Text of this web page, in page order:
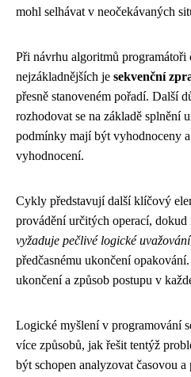
mohl selhávat v neočekávaných
Při návrhu algoritmů
nejzákladnějších je sekvenční
přesně stanoveném pořadí. Další
rozhodovat se na základě splnění
podmínky mají být vyhodnoceny
vyhodnocení.
Cykly představují další klíčový
provádění určitých operací,
vyžaduje pečlivé logické uvažování
předčasnému ukončení
ukončení a způsob postupu v
Logické myšlení v programování
více způsobů, jak řešit tentýž
být schopen analyzovat časovou